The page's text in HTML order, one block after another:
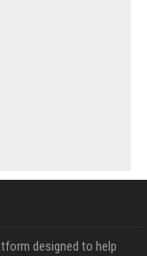
designed to help